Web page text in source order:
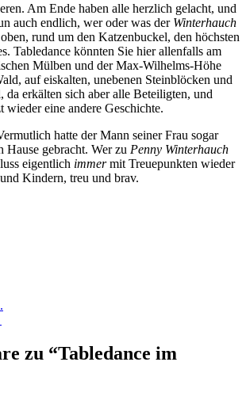
Am Ende haben alle herzlich gelacht, und
auch endlich, wer oder was der Winterhauch
rund um den Katzenbuckel, den höchsten
Tabledance könnten Sie hier allenfalls am
Mülben und der Max-Wilhelms-Höhe
auf eiskalten, unebenen Steinblöcken und
da erkälten sich aber alle Beteiligten, und
wieder eine andere Geschichte.
hatte der Mann seiner Frau sogar
Hause gebracht. Wer zu Penny Winterhauch
eigentlich immermit Treuepunkten wieder
Kindern, treu und brav.
zu “Tabledance im